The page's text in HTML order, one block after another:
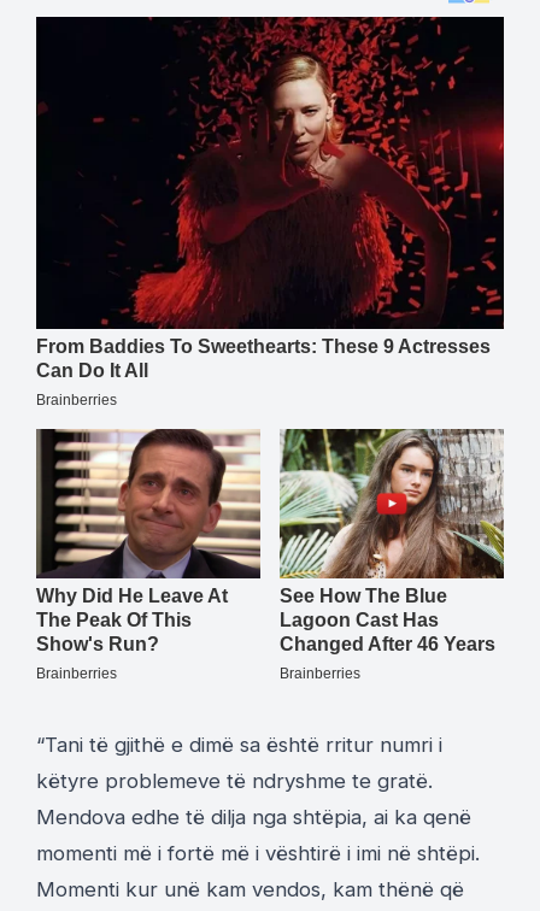
“Tani të gjithë e dimë sa është rritur numri i
këtyre problemeve të ndryshme te gratë.
Mendova edhe të dilja nga shtëpia, ai ka qenë
momenti më i fortë më i vështirë i imi në shtëpi.
Momenti kur unë kam vendos, kam thënë që